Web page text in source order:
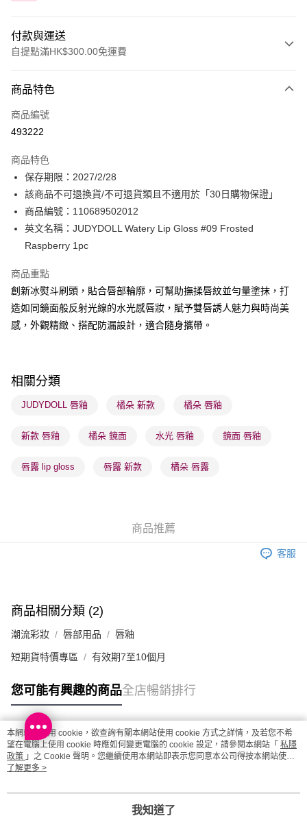
付款與運送
自提點滿HK$300.00免運費
信用卡
Apple Pay
PayMe
WeChat Pay
BoC Pay
順豐自助櫃 - 確認發貨後1-3個工作天送達
每筆HK$65.00，滿HK$300.00或以上免運費
順豐站及營業點 - 確認發貨後1-3個工作天送達
物流公司進行物流配送
每筆HK$65.00，滿HK$300.00或以上免運費
(香港門市) 只顯示可選門市。確認發貨後2-5個工作天到店，3天內
每筆HK$20.00，滿HK$100.00或以上免運費
每筆HK$20.00，滿HK$100.00或以上免運費
運費表
商品特色
商品編號
493222
商品特色
保存期限：2027/2/28
該商品不可退換貨/不可退貨類且不適用於「30日購物保證」
商品編號：110689502012
英文名稱：JUDYDOLL Watery Lip Gloss #09 Frosted
Raspberry 1pc
商品重點
創新冰熨斗刷頭，貼合唇部輪廓，可幫助撫揉唇紋並勻量塗抹，打
造如同鏡面般反射光線的水光感唇妝，賦予雙唇誘人魅力與時尚美
感，外觀精緻、搭配防漏設計，適合隨身攜帶。
相關分類
JUDYDOLL 唇釉 橘朵 新款 橘朵 唇釉
新款 唇釉 橘朵 鏡面 水光 唇釉 鏡面 唇釉
唇露 lip gloss 唇露 新款 橘朵 唇露
商品推薦
客服
商品相關分類 (2)
潮流彩妝 唇部用品 唇釉
短期貨特價專區 有效期7至10個月
您可能有興趣的商品全店暢銷排行
熱門標籤
熱銷排行
本網站中使用 cookie，欲查詢有關本網站使用 cookie 方式之詳情，及若您不希
望在電腦上使用 cookie 時應如何變更電腦的 cookie 設定，請參閱本網站「 私隱
政策 」之 Cookie 聲明。您繼續使用本網站即表示您同意本公司得按本網站使用
條款之 Cookie 聲明使用 cookie。
了解更多 >
我知道了